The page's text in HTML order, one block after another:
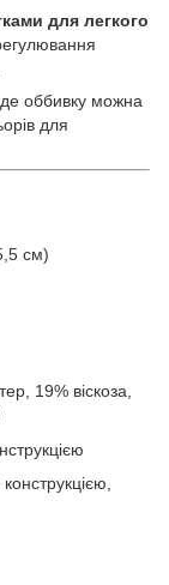
для легкого
оббивку можна
для
см)
19% віскоза,